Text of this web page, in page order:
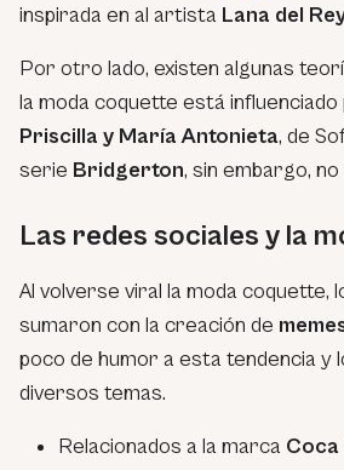
inspirada en al artista Lana del
Por otro lado, existen algunas
la moda coquette está influenciado
Priscilla y María Antonieta, de
serie Bridgerton, sin embargo,
Las redes sociales y la
Al volverse viral la moda coquette,
sumaron con la creación de
poco de humor a esta tendencia y
diversos temas.
Relacionados a la marca Coca